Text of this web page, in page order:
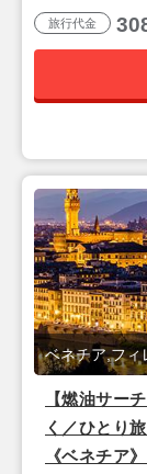
旅行代金
【燃油サー
く／ひとり
《ベネチア
ベネチア,フィ